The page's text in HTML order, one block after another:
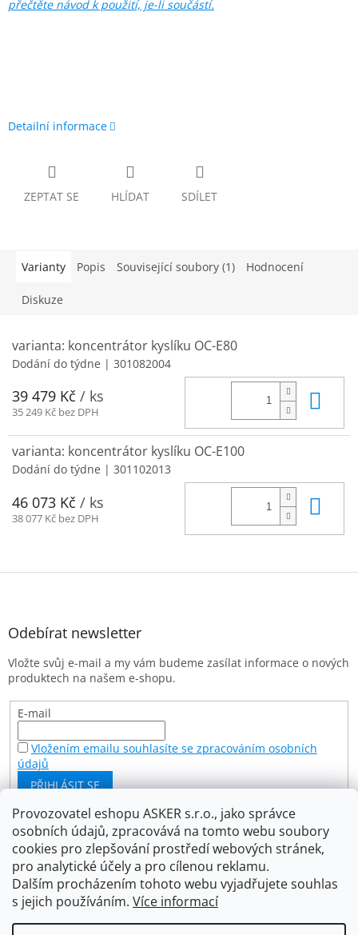
Provozovatel eshopu ASKER s.r.o., jako správce
osobních údajů, zpracovává na tomto webu soubory
cookies pro zlepšování prostředí webových stránek,
pro analytické účely a pro cílenou reklamu.
Dalším procházením tohoto webu vyjadřujete souhlas
s jejich používáním. Více informací
přečtěte návod k použití, je-li součástí.
Detailní informace
ZEPTAT SE HLÍDAT SDÍLET
Varianty Popis Související soubory (1) Hodnocení
Diskuze
varianta: koncentrátor kyslíku OC-E80
Dodání do týdne | 301082004
39 479 Kč / ks
35 249 Kč bez DPH
varianta: koncentrátor kyslíku OC-E100
Dodání do týdne | 301102013
46 073 Kč / ks
38 077 Kč bez DPH
Z
Odebírat newsletter
Vložte svůj e-mail a my vám budeme zasílat informace o nových
produktech na našem e-shopu.
E-mail
Vložením emailu souhlasíte se zpracováním osobních
údajů
PŘIHLÁSIT SE
Facebook